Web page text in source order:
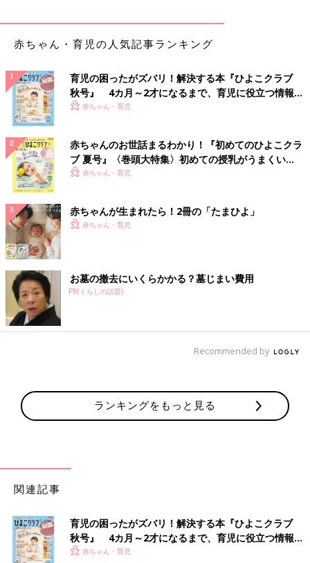
赤ちゃん・育児の人気記事ランキング
育児の困ったがズバリ！解決する本『ひよこクラブ
秋号』 4カ月～2才になるまで、育児に役立つ情報が
いっぱい！
赤ちゃん・育児
赤ちゃんのお世話まるわかり！『初めてのひよこクラ
ブ 夏号』〈巻頭大特集〉初めての授乳がうまくい
く！ おっぱい・ミルクの基本と夏のトラブル 解決テ
赤ちゃん・育児
赤ちゃんが生まれたら！2冊の「たまひよ」
赤ちゃん・育児
お墓の撤去にいくらかかる？墓じまい費用
PR(くらしの話題)
Recommended by
ランキングをもっと見る
関連記事
育児の困ったがズバリ！解決する本『ひよこクラブ
秋号』 4カ月～2才になるまで、育児に役立つ情報が
いっぱい！
赤ちゃん・育児